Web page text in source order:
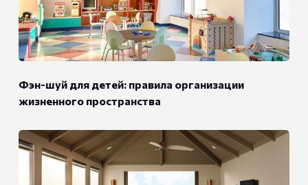
Фэн-шуй для детей: правила организации
жизненного пространства